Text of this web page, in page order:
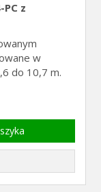
z
w
do 10,7 m.